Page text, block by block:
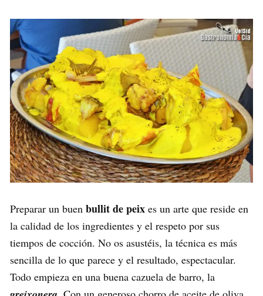
Preparar un buen bullit de peix es un arte que reside en
la calidad de los ingredientes y el respeto por sus
tiempos de cocción. No os asustéis, la técnica es más
sencilla de lo que parece y el resultado, espectacular.
Todo empieza en una buena cazuela de barro, la